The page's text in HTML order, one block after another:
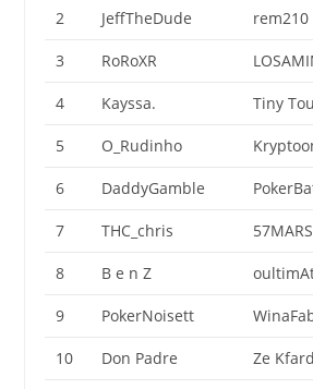
2 JeffTheDude rem210
3 RoRoXR
4 Kayssa. Tiny
5 O_Rudinho
6 DaddyGamble
7 THC_chris
8 B e n Z
9 PokerNoisett
10 Don Padre Ze Kfard